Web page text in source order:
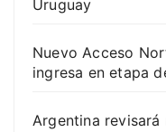
Uruguay
Nuevo Acceso
ingresa en etapa
Argentina